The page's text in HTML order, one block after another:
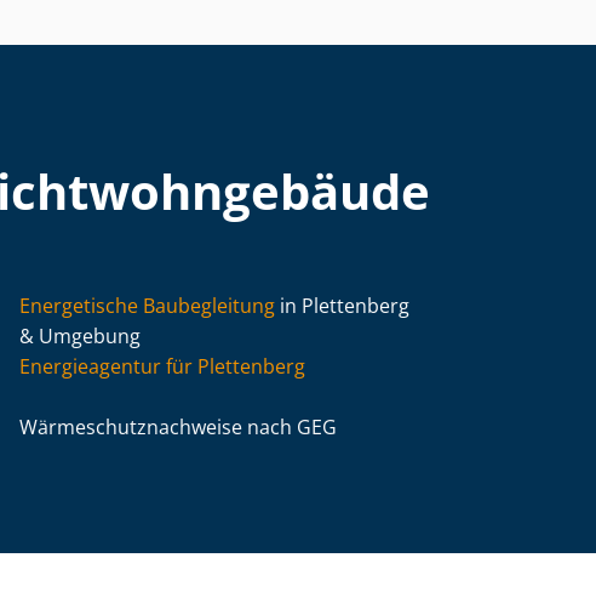
Energetische Baubegleitung in Plettenberg
& Umgebung
Energieagentur für Plettenberg
Wär­me­schutz­nach­wei­se nach GEG